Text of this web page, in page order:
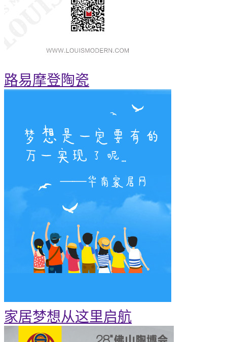
路易摩登陶瓷
家居梦想从这里启航